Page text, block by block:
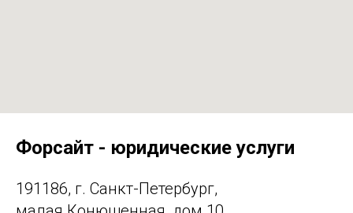
Форсайт - юридические услуги
191186, г. Санкт-Петербург,